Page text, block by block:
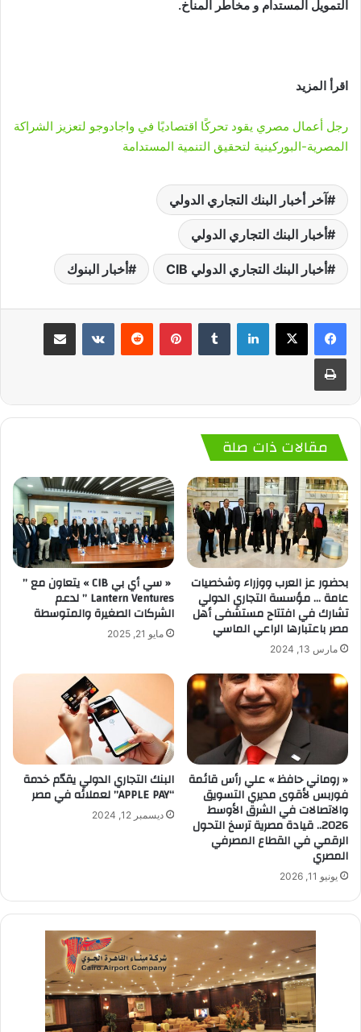
التمويل المستدام و مخاطر المناخ.
اقرأ المزيد
رجل أعمال مصري يقود تحركًا اقتصاديًا في واجادوجو لتعزيز الشراكة
المصرية-البوركينية لتحقيق التنمية المستدامة
آخر أخبار البنك التجاري الدولي
أخبار البنك التجاري الدولي
أخبار البنك التجاري الدولي CIB أخبار البنوك
لينكدإن بينتيريست
مقالات ذات صلة
بحضور عز العرب ووزراء وشخصيات
عامة … مؤسسة التجاري الدولي
تشارك في افتتاح مستشفى أهل
مصر باعتبارها الراعي الماسي
مارس 13, 2024
« سي أي بي CIB » يتعاون مع ”
Lantern Ventures ” لدعم
الشركات الصغيرة والمتوسطة
مايو 21, 2025
« روماني حافظ » علي رأس قائمة
فوربس لأقوى مديري التسويق
والاتصالات في الشرق الأوسط
2026.. قيادة مصرية ترسخ التحول
الرقمي في القطاع المصرفي
المصري
يونيو 11, 2026
البنك التجاري الدولي يقدّم خدمة
“APPLE PAY” لعملائه في مصر
ديسمبر 12, 2024